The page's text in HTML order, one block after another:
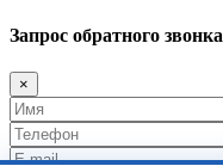
Запрос обратного звонка
×